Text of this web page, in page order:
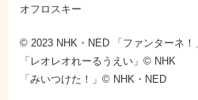
オフロスキー
© 2023 NHK・NED 「ファンターネ
「レオレオれーるうえい」© NHK
「みいつけた！」© NHK・NED